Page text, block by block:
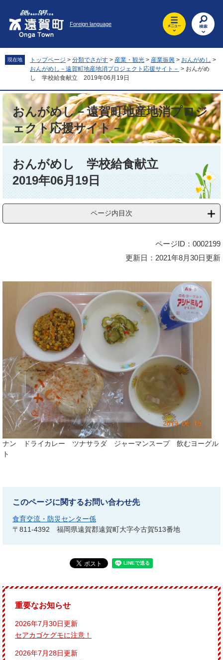
先
頭
。
を
飛
て
へ
Foreign language
現在地 トップページ > 分類でさがす > 産業・観光 > 産業振興 > おんがめし >
おんがめし－遠賀町地産地消プロジェクト応援サイト－ > おんがめ
し 学校給食献立 2019年06月19日
おんがめし－遠賀町地産地消プロジ
ェクト応援サイト－
おんがめし 学校給食献立
2019年06月19日
ページ内目次
ページID：0002199
更新日：2021年8月30日更新
ナン ドライカレー ツナサラダ ジャーマンスープ 飲むヨーグル
ト
このページに関するお問い合わせ先
食育交流・防災センター係
〒811-4392
福岡県遠賀郡遠賀町大字今古賀513番地
重要なお知らせ
2026年7月30日更新
セアカゴケグモに注意！
2026年7月28日更新